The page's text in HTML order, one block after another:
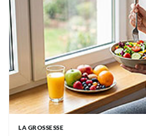
LA GROSSESSE